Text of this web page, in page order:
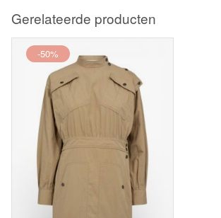
Gerelateerde producten
-50%